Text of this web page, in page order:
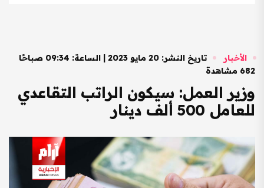
الأخبار
تاريخ النشر: 20 مايو 2023 | الساعة: 09:34 صباحًا
682 مشاهدة
وزير العمل: سيكون الراتب التقاعدي
للعامل 500 ألف دينار